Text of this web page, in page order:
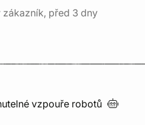
zákazník, před 3 dny
vzpouře robotů